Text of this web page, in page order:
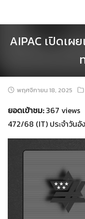
AIPAC เปิดเผ
พฤศจิกายน 18, 2025
ยอดเข้าชม:367 views
472/68 (IT) ประจำวัน